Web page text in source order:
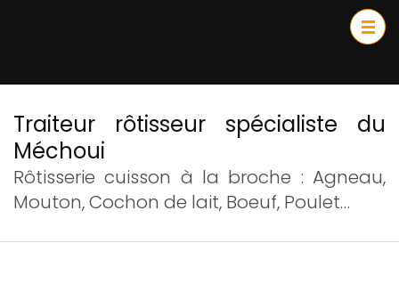
Traiteur rôtisseur spécialiste du
Méchoui
Rôtisserie cuisson à la broche : Agneau,
Mouton, Cochon de lait, Boeuf, Poulet…